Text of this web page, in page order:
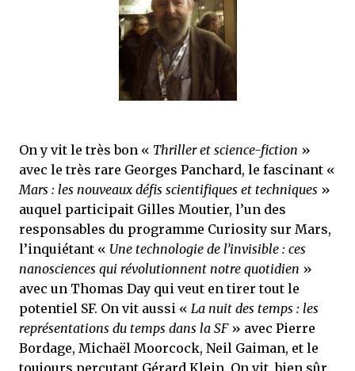
On y vit le très bon « Thriller et science-fiction »
avec le très rare Georges Panchard, le fascinant «
Mars : les nouveaux défis scientifiques et techniques »
auquel participait Gilles Moutier, l’un des
responsables du programme Curiosity sur Mars,
l’inquiétant « Une technologie de l’invisible : ces
nanosciences qui révolutionnent notre quotidien »
avec un Thomas Day qui veut en tirer tout le
potentiel SF. On vit aussi « La nuit des temps : les
représentations du temps dans la SF» avec Pierre
Bordage, Michaël Moorcock, Neil Gaiman, et le